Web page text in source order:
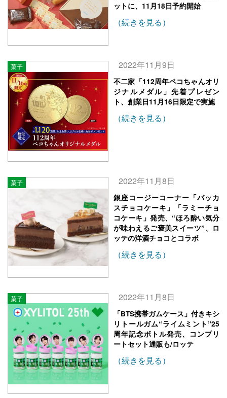
ットに、11月18日予約開始
（続きを見る）
菓子 2022年11月9日
不二家「112周年ペコちゃんオリ
ジナルメダル」先着プレゼン
ト、創業日11月16日限定で実施
（続きを見る）
菓子 2022年11月8日
銀座コージーコーナー「バッカ
スチョコケーキ」「ラミーチョ
コケーキ」発売、“ほろ酔い気分
が味わえるご褒美スイーツ”、ロ
ッテの洋酒チョコとコラボ
（続きを見る）
菓子 2022年11月8日
「BTS携帯ガムケース」付きキシ
リトールガム“ライムミント”25
周年記念ボトル発売、コンプリ
ートセット通販も/ロッテ
（続きを見る）